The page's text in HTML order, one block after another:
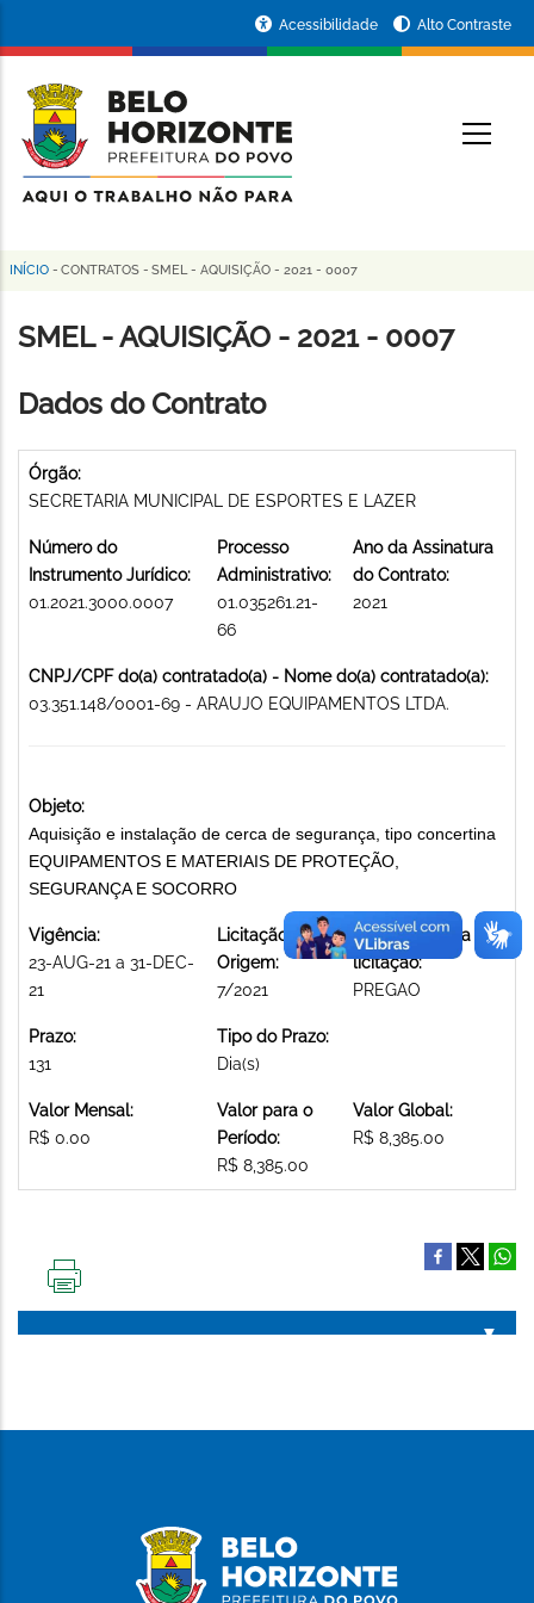
conteúdo
principal
da
Prefeitura
de
Horizonte
Acessibilidade Alto Contraste
Trilha
de
INÍCIO - CONTRATOS - SMEL - AQUISIÇÃO - 2021 - 0007
SMEL - AQUISIÇÃO - 2021 - 0007
Dados do Contrato
Órgão:
SECRETARIA MUNICIPAL DE ESPORTES E LAZER
Número do
Instrumento Jurídico:
01.2021.3000.0007
Processo
Administrativo:
01.035261.21-
66
Ano da Assinatura
do Contrato:
2021
CNPJ/CPF do(a) contratado(a) - Nome do(a) contratado(a):
03.351.148/0001-69 - ARAUJO EQUIPAMENTOS LTDA.
Objeto:
Aquisição e instalação de cerca de segurança, tipo concertina
EQUIPAMENTOS E MATERIAIS DE PROTEÇÃO,
SEGURANÇA E SOCORRO
Vigência:
23-AUG-21 a 31-DEC-
21
Licitação de
Origem:
7/2021
Modalidade da
licitação:
PREGAO
Prazo:
131
Tipo do Prazo:
Dia(s)
Valor Mensal:
R$ 0.00
Valor para o
Período:
R$ 8,385.00
Valor Global:
R$ 8,385.00
PÁGINA